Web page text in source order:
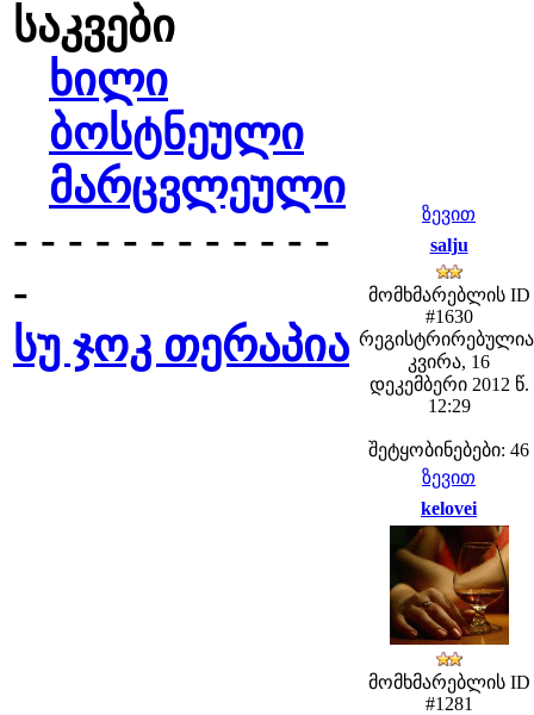
საკვები
ხილი
ბოსტნეული
მარცვლეული
- - - - - - - - - - - -
-
სუ ჯოკ თერაპია
ზევით
salju
მომხმარებლის ID
#1630
კვირა, 16
დეკემბერი 2012 წ.
12:29
შეტყობინებები: 46
ზევით
kelovei
მომხმარებლის ID
#1281